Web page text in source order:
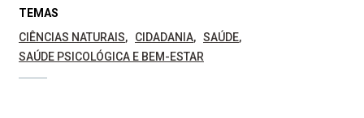
TEMAS
CIÊNCIAS NATURAIS
CIDADANIA
SAÚDE
SAÚDE PSICOLÓGICA E BEM-ESTAR